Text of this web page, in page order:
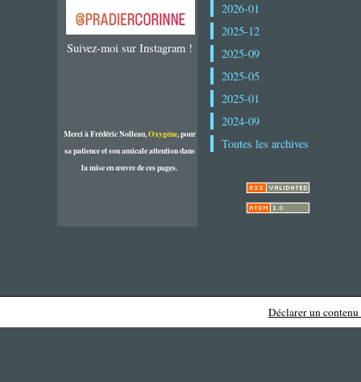
Suivez-moi sur Instagram !
Merci à Frédéric Nolleau,Oxygène, pour
sa patience et son amicale attention dans
la mise en œuvre de ces pages.
2026-01
2025-12
2025-09
2025-05
2025-01
2024-09
Toutes les archives
Déclarer un